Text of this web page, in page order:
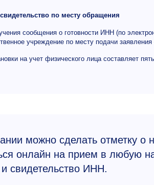
по месту обращения
сообщения о готовности ИНН (по
учреждение по месту подачи
на учет физического лица составляет
можно сделать отметку о
онлайн на прием в любую
и свидетельство ИНН.